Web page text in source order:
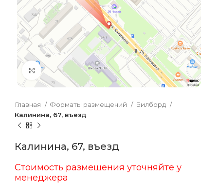
Увеличить
Главная Форматы размещений
Билборд
Калинина, 67, въезд
Калинина, 67, въезд
Стоимость размещения уточняйте у
менеджера